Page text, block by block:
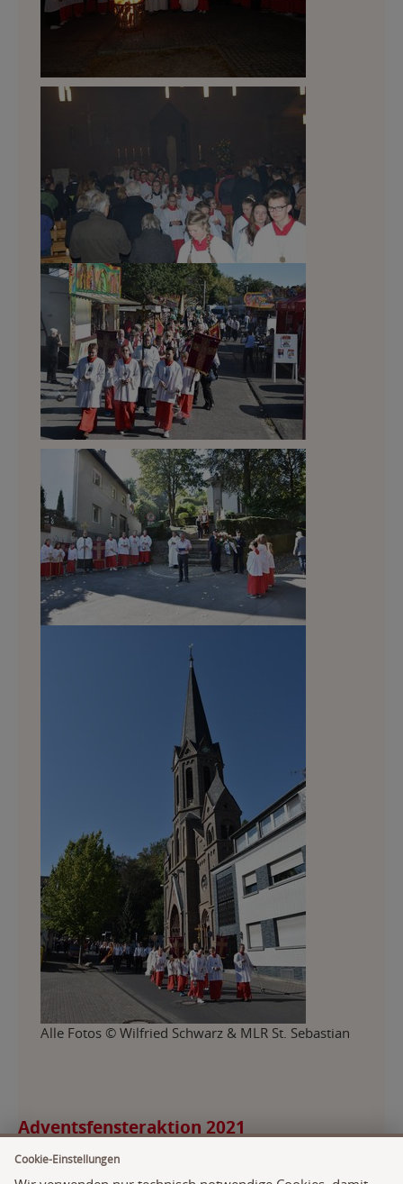
Alle Fotos © Wilfried Schwarz & MLR St. Sebastian
Adventsfensteraktion 2021
Cookie-Einstellungen